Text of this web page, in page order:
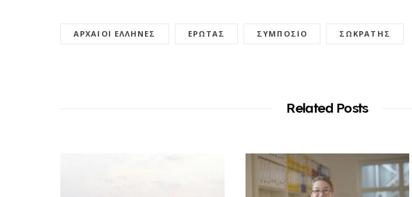
ΑΡΧΑΊΟΙ ΈΛΛΗΝΕΣ ΈΡΩΤΑΣ ΣΥΜΠΌΣΙΟ ΣΩΚΡΆΤΗΣ
Related Posts